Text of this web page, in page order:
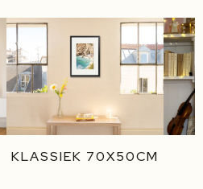
KLASSIEK 70X50CM